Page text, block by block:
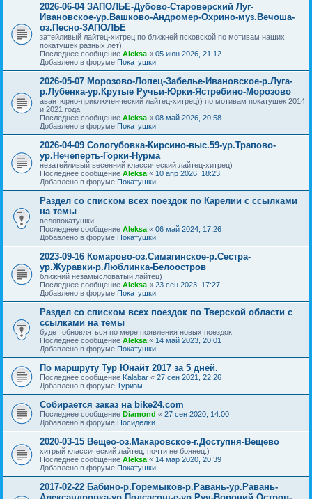
2026-06-04 ЗАПОЛЬЕ-Дубово-Староверский Луг-
Ивановское-ур.Вашково-Андромер-Охрино-муз.Вечоша-
оз.Песно-ЗАПОЛЬЕ
затейливый лайтец-хитрец по ближней псковской по мотивам наших
покатушек разных лет)
Последнее сообщение Aleksa « 05 июн 2026, 21:12
Добавлено в форуме Покатушки
2026-05-07 Морозово-Лопец-Забелье-Ивановское-р.Луга-
р.Лубенка-ур.Крутые Ручьи-Юрки-Ястребино-Морозово
авантюрно-приключенческий лайтец-хитрец)) по мотивам покатушек 2014
и 2021 года
Последнее сообщение Aleksa « 08 май 2026, 20:58
Добавлено в форуме Покатушки
2026-04-09 Сологубовка-Кирсино-выс.59-ур.Трапово-
ур.Нечеперть-Горки-Нурма
незатейливый весенний классический лайтец-хитрец)
Последнее сообщение Aleksa « 10 апр 2026, 18:23
Добавлено в форуме Покатушки
Раздел со списком всех поездок по Карелии с ссылками
на темы
велопокатушки
Последнее сообщение Aleksa « 06 май 2024, 17:26
Добавлено в форуме Покатушки
2023-09-16 Комарово-оз.Симагинское-р.Сестра-
ур.Журавки-р.Люблинка-Белоостров
ближний незамысловатый лайтец)
Последнее сообщение Aleksa « 23 сен 2023, 17:27
Добавлено в форуме Покатушки
Раздел со списком всех поездок по Тверской области с
ссылками на темы
будет обновляться по мере появления новых поездок
Последнее сообщение Aleksa « 14 май 2023, 20:01
Добавлено в форуме Покатушки
По маршруту Тур Юнайт 2017 за 5 дней.
Последнее сообщение Kalabar « 27 сен 2021, 22:26
Добавлено в форуме Туризм
Собирается заказ на bike24.com
Последнее сообщение Diamond « 27 сен 2020, 14:00
Добавлено в форуме Посиделки
2020-03-15 Вещео-оз.Макаровское-г.Доступня-Вещево
хитрый классический лайтец, почти не боянец:)
Последнее сообщение Aleksa « 14 мар 2020, 20:39
Добавлено в форуме Покатушки
2017-02-22 Бабино-р.Горемыков-р.Равань-ур.Равань-
Александровка-ур.Подсасонье-ур.Руя-Вороний Остров-